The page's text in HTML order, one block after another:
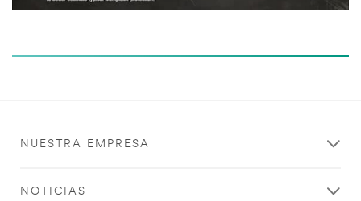
NUESTRA EMPRESA
NOTICIAS